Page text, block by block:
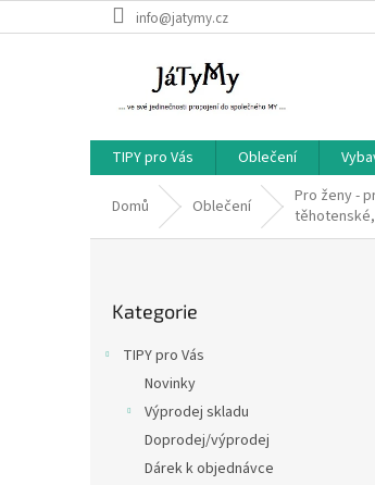
na
info@jatymy.cz
TIPY pro Vás Oblečení
Domů Oblečení
Pro ženy -
kategorie
Kategorie
TIPY pro Vás
Novinky
Výprodej skladu
Doprodej/výprodej
Dárek k objednávce